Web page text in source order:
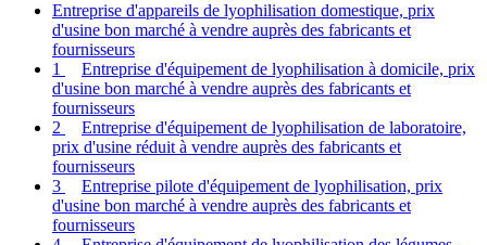
Entreprise d'appareils de lyophilisation domestique, prix
d'usine bon marché à vendre auprès des fabricants et
fournisseurs
1
Entreprise d'équipement de lyophilisation à domicile, prix
d'usine bon marché à vendre auprès des fabricants et
fournisseurs
2
Entreprise d'équipement de lyophilisation de laboratoire,
prix d'usine réduit à vendre auprès des fabricants et
fournisseurs
3
Entreprise pilote d'équipement de lyophilisation, prix
d'usine bon marché à vendre auprès des fabricants et
fournisseurs